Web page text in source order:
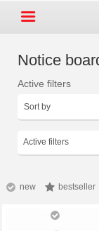
운동장 장비
Surface
라스라즈 놀이터
Notice
Active filters
Active filters
new bestseller